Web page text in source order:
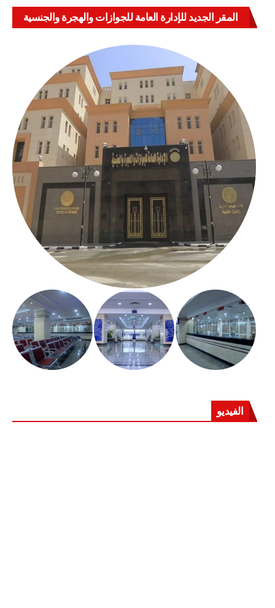
المقر الجديد للإدارة العامة للجوازات والهجرة والجنسية
الفيديو